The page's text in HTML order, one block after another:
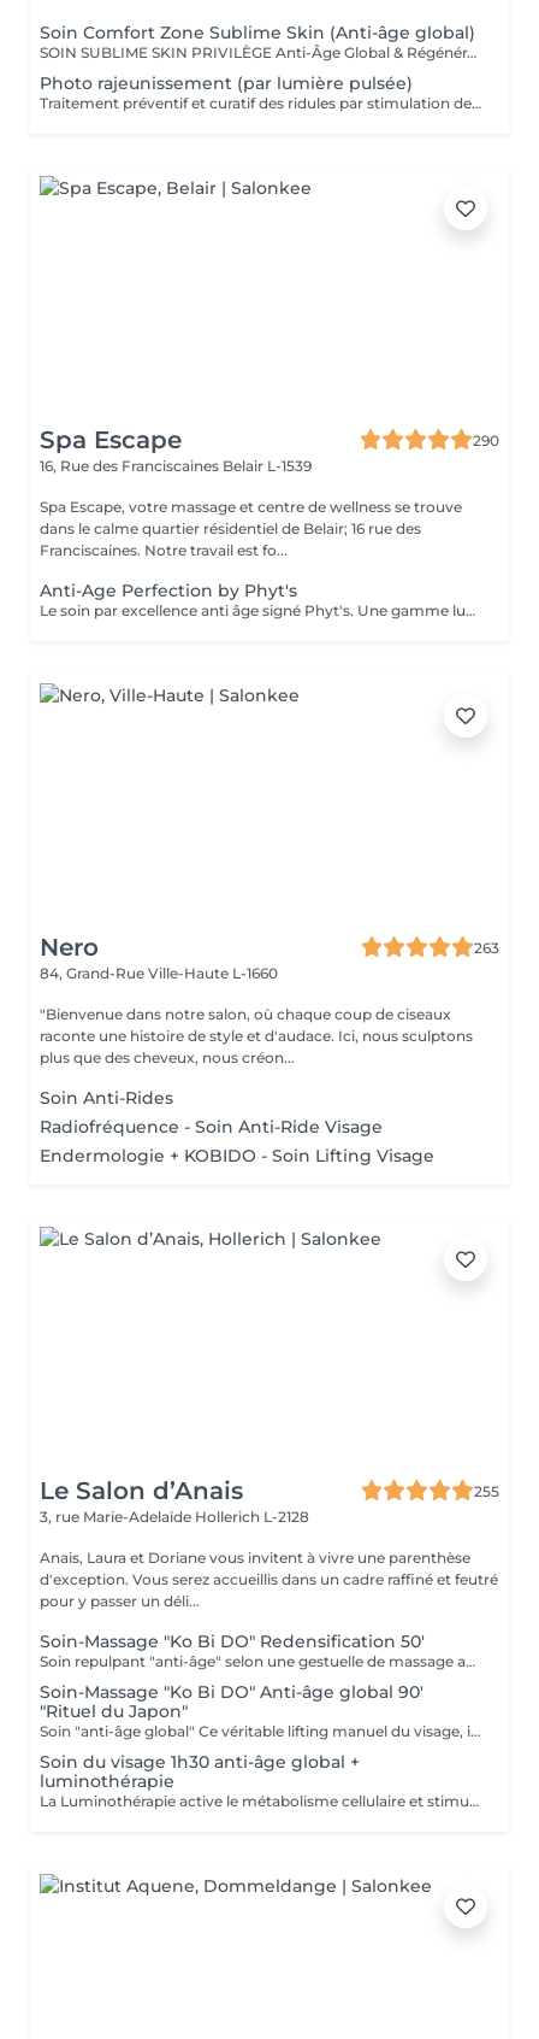
Soin Comfort Zone Sublime Skin (Anti-âge global)
SOIN SUBLIME SKIN PRIVILÈGE Anti-Âge Global & Régénérant Le soin d'excellence pour une peau sublimée ! Ce protocole complet associe les technologies anti-âge les plus avancées et des techniques de massage profondes pour un effet lifting et raffermissant immédiat. Il agit sur la perte de volume, les rides et le relâchement cutané pour une peau redensifiée, éclatante et plus jeune. SOINS DU VISAGE COMFORT ZONE Nos soins du visage utilisent les produits de la marque Comfort Zone, une référence en cosmétique professionnelle alliant science, nature et innovation. Formulés avec des ingrédients d'origine naturelle, sans silicones, parabènes ni huiles minérales, ces soins sont conçus pour respecter l'équilibre de la peau tout en offrant des résultats visibles et durables. Chaque soin est un véritable rituel de bien-être et d'efficacité, adapté aux besoins spécifiques de votre peau.
Photo rajeunissement (par lumière pulsée)
Traitement préventif et curatif des ridules par stimulation des fibroblastes présents dans le derme.
Spa Escape
290
16, Rue des Franciscaines Belair L-1539
Spa Escape, votre massage et centre de wellness se trouve
dans le calme quartier résidentiel de Belair; 16 rue des
Franciscaines. Notre travail est fo...
Anti-Age Perfection by Phyt's
Le soin par excellence anti âge signé Phyt's. Une gamme luxueuse qui permet un traitement aux actifs puissants naturels et complets des peaux matures. Réduction des rides, fermeté ...une efficacité prouvée et résultat visible dès le 1 er soin. Ce soin commence par un rafraîchissement stimulant des pieds pour favoriser la circulation sanguine et la relaxation.
Nero
263
84, Grand-Rue Ville-Haute L-1660
"Bienvenue dans notre salon, où chaque coup de ciseaux
raconte une histoire de style et d'audace. Ici, nous sculptons
plus que des cheveux, nous créon...
Soin Anti-Rides
Radiofréquence - Soin Anti-Ride Visage
Endermologie + KOBIDO - Soin Lifting Visage
Le Salon d’Anais
255
3, rue Marie-Adelaïde Hollerich L-2128
Anais, Laura et Doriane vous invitent à vivre une parenthèse
d'exception. Vous serez accueillis dans un cadre raffiné et feutré
pour y passer un déli...
Soin-Massage "Ko Bi DO" Redensification 50'
Soin repulpant "anti-âge" selon une gestuelle de massage active : le Ko-Bi-Do. Véritable lifting naturel du visage inspiré d'un rituel japonais associé à notre principe de Dermaponcture pour lisser efficacement les traits et tonifier le cou. Durant ce soin, nous utiliserons les produits spécifiques aux besoin de votre peau.
Soin-Massage "Ko Bi DO" Anti-âge global 90'
"Rituel du Japon"
Soin "anti-âge global" Ce véritable lifting manuel du visage, inspiré du massage japonais "Ko Bi Do"est associé à complexe anti-âge unique. vous retrouvez une peau tonifiée lissée et repulpée. et associés d'un masque aux vertus régénérantes, agit en profondeur sur les rides, la fermeté, les taches pigmentaires et l'éclat, et insiste sur le contour des yeux, la bouche, le décolleté. Vous retrouvé
Soin du visage 1h30 anti-âge global +
luminothérapie
La Luminothérapie active le métabolisme cellulaire et stimule la production de collagène et d'élastine. Au l des séances, la peau retrouve élasticité et éclat, les cicatrices s'atténuent, l'acné guérit. Le résultat est visible très rapidement. Les résultats attendus peuvent varier en fonction de chaque individu. Des études montrent en effet que la peau semble plus jeune et les rides plus atténuées dès la première utilisation de cette technologie. La lumière LED bleue est particulièrement efficace pour prévenir les éruptions cutanées puisqu'elle détruit les bactéries responsables de l'acné directement dans le derme. C'est scientifiquement prouvé !